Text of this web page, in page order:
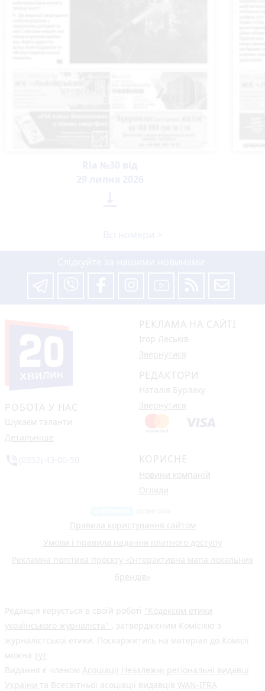
РОБОТА У НАС
Шукаєм таланти
Детальніше
РЕКЛАМА НА САЙТІ
Ігор Леськів
Звернутися
РЕДАКТОРИ
Наталія Бурлаку
Звернутися
КОРИСНЕ
Новини компаній
Огляди
Правила користування сайтом
Умови і правила надання платного доступу
Рекламна політика проєкту «Інтерактивна мапа локальних
брендів»
Редакція керується в своїй роботі "Кодексом етики
українського журналіста" , затвердженим Комісією з
журналістської етики. Поскаржитись на матеріал до Комісії
можна тут
Видання є членом Асоціації Незалежні регіональні видавці
України та Всесвітньої асоціації видавців WAN-IFRA